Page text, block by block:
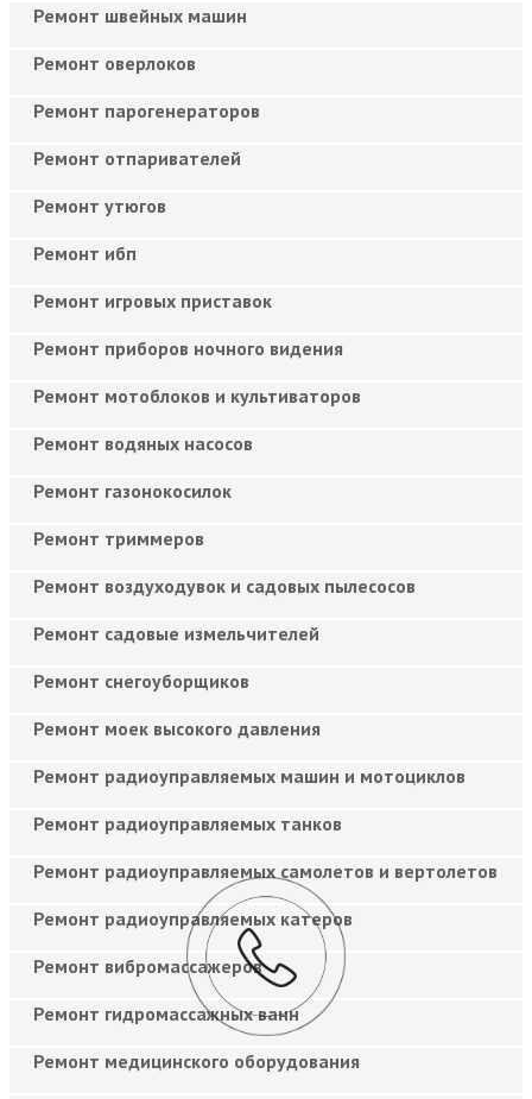
Ремонт швейных машин
Ремонт оверлоков
Ремонт парогенераторов
Ремонт отпаривателей
Ремонт утюгов
Ремонт ибп
Ремонт игровых приставок
Ремонт приборов ночного видения
Ремонт мотоблоков и культиваторов
Ремонт водяных насосов
Ремонт газонокосилок
Ремонт триммеров
Ремонт воздуходувок и садовых пылесосов
Ремонт садовые измельчителей
Ремонт снегоуборщиков
Ремонт моек высокого давления
Ремонт радиоуправляемых машин и мотоциклов
Ремонт радиоуправляемых танков
Ремонт радиоуправляемых самолетов и вертолетов
Ремонт радиоуправляемых катеров
Ремонт вибромассажеров
Ремонт гидромассажных ванн
Ремонт медицинского оборудования